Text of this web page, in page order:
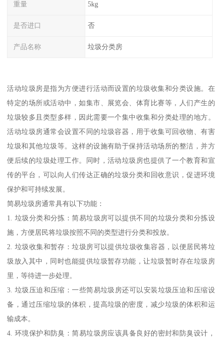
重量 5kg
是否进口 否
产品名称 垃圾分类房
活动垃圾房是指为方便进行活动而设置的垃圾收集和分类设施。在
特定的场所或活动中，如集市、展览会、体育比赛等，人们产生的
垃圾较多且类型多样，因此需要一个集中收集和分类处理的地方。
活动垃圾房通常会设置不同的垃圾容器，用于收集可回收物、有害
垃圾和其他垃圾等。这样的设施有助于保持活动场所的整洁，并方
便后续的垃圾处理工作。同时，活动垃圾房也提供了一个教育和宣
传的平台，可以向人们传达正确的垃圾分类和回收意识，促进环境
保护和可持续发展。
简易垃圾房通常具有以下功能：
1. 垃圾分类和分拣：简易垃圾房可以提供不同的垃圾分类和分拣设
施，方便居民将垃圾按照不同的类型进行分类和投放。
2. 垃圾收集和暂存：垃圾房可以提供垃圾收集容器，以便居民将垃
圾放入其中，同时也能提供垃圾暂存功能，让垃圾暂时存在垃圾房
里，等待进一步处理。
3. 垃圾压迫和压缩：一些简易垃圾房还可以安装垃圾压迫和压缩设
备，通过压缩垃圾的体积，提高垃圾的密度，减少垃圾的体积和运
输成本。
4. 环境保护和防臭：简易垃圾房应该具备良好的密封和防臭设计，